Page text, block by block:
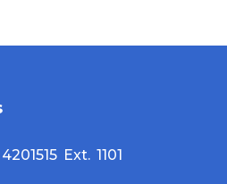
Ext. 1101